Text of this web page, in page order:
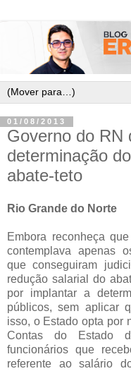
01/08/2013
Governo do RN
determinação
abate-teto
Rio Grande do Norte
Embora reconheça
contemplava apenas
que conseguiram
redução salarial do
por implantar a
públicos, sem aplicar
isso, o Estado opta por
Contas do Estado
funcionários que
referente ao salário